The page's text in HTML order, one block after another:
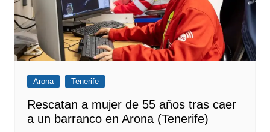
Arona Tenerife
Rescatan a mujer de 55 años tras caer
a un barranco en Arona (Tenerife)